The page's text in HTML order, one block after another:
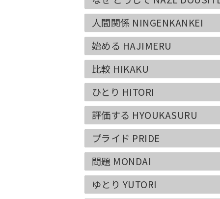
人間関係 NINGENKANKEI
始める HAJIMERU
比較 HIKAKU
ひとり HITORI
評価する HYOUKASURU
プライド PRIDE
問題 MONDAI
ゆとり YUTORI